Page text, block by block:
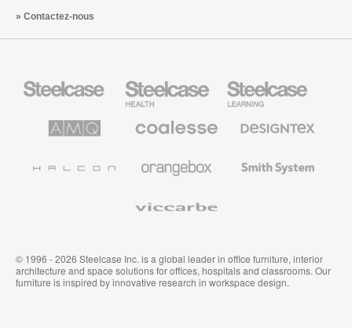
Contactez-nous
Health
Mobilier
pour
secteur
Solutions
Mobilier
Premium
Textiles
Muraux
System
© 1996 - 2026 Steelcase Inc. is a global leader in office furniture, interior
architecture and space solutions for offices, hospitals and classrooms. Our
furniture is inspired by innovative research in workspace design.